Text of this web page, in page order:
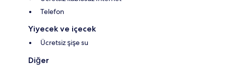
Telefon
Yiyecek ve içecek
Ücretsiz şişe su
Diğer